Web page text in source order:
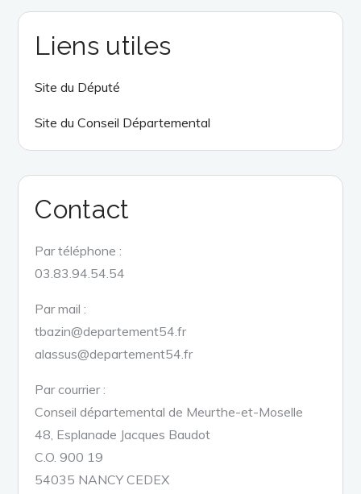
Liens utiles
Site du Député
Site du Conseil Départemental
Contact
Par téléphone :
03.83.94.54.54
Par mail :
tbazin@departement54.fr
alassus@departement54.fr
Par courrier :
Conseil départemental de Meurthe-et-Moselle
48, Esplanade Jacques Baudot
C.O. 900 19
54035 NANCY CEDEX